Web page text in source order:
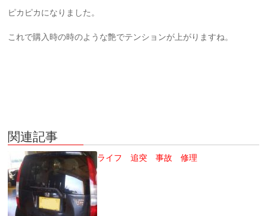
ピカピカになりました。
これで購入時の時のような艶でテンションが上がりますね。
関連記事
ライフ 追突 事故 修理